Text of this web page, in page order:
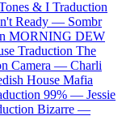
& I Traduction
Ready — Sombr
MORNING DEW
Traduction The
Camera — Charli
House Mafia
99% — Jessie
Bizarre —